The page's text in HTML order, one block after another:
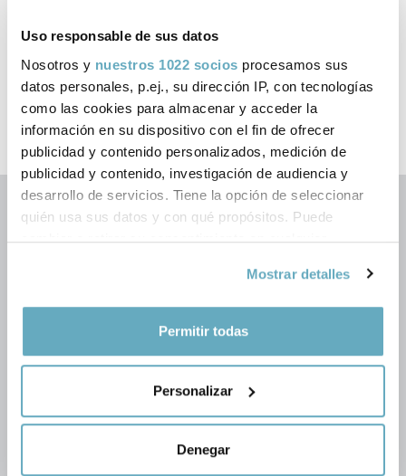
Uso responsable de sus datos
Nosotros y nuestros 1022 socios procesamos sus
datos personales, p.ej., su dirección IP, con tecnologías
como las cookies para almacenar y acceder la
información en su dispositivo con el fin de ofrecer
publicidad y contenido personalizados, medición de
publicidad y contenido, investigación de audiencia y
desarrollo de servicios. Tiene la opción de seleccionar
quién usa sus datos y con qué propósitos. Puede
cambiar o retirar su consentimiento en cualquier
Si lo permite, también quisiéramos:
geográfica que puede tener una precisión de varios
Identificar su dispositivo analizándolo activamente
Mostrar detalles
Permitir todas
Personalizar
Denegar
Libros de Antonio Pampliega
publicados por Plataforma Editorial
Síguenos en las redes
Catalogo